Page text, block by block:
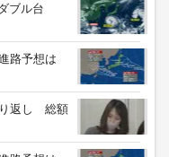
ブル台
進路予想は
り返し 総額